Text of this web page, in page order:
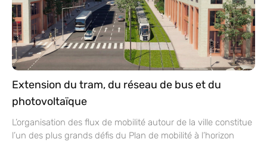
Extension du tram, du réseau de bus et du
photovoltaïque
L’organisation des flux de mobilité autour de la ville constitue
l’un des plus grands défis du Plan de mobilité à l’horizon